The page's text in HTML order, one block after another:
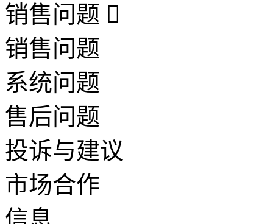
销售问题
销售问题
系统问题
售后问题
投诉与建议
市场合作
信息